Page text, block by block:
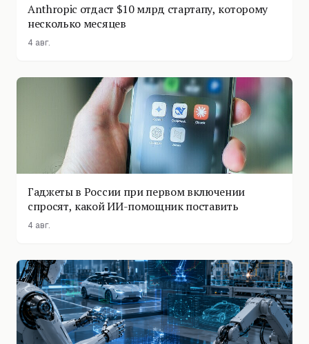
Anthropic отдаст $10 млрд стартапу, которому
несколько месяцев
4 авг.
Гаджеты в России при первом включении
спросят, какой ИИ-помощник поставить
4 авг.